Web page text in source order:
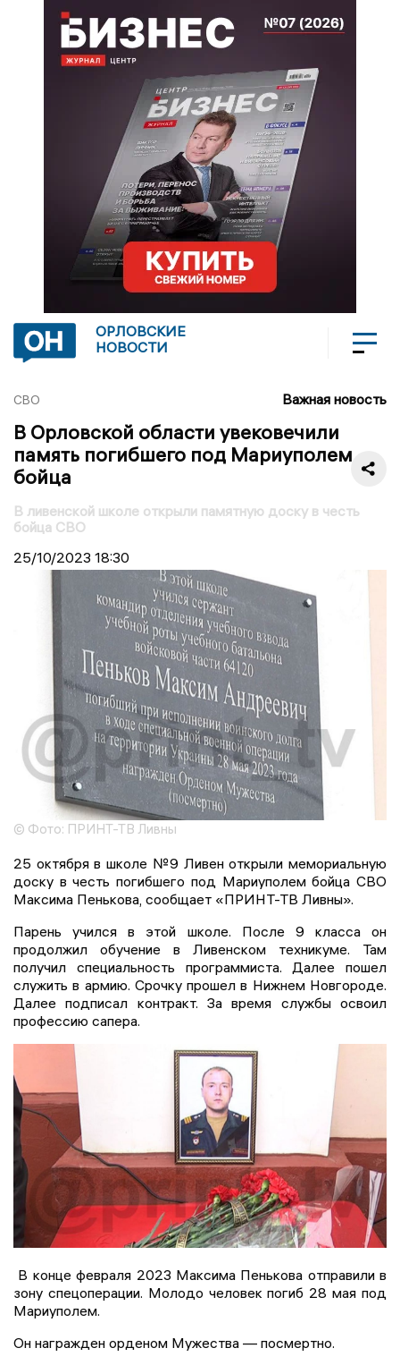
ОРЛОВСКИЕ
НОВОСТИ
СВО Важная новость
В Орловской области увековечили
память погибшего под Мариуполем
бойца
В ливенской школе открыли памятную доску в честь
бойца СВО
25/10/2023 18:30
© Фото: ПРИНТ-ТВ Ливны
25 октября в школе №9 Ливен открыли мемориальную
доску в честь погибшего под Мариуполем бойца СВО
Максима Пенькова, сообщает «ПРИНТ-ТВ Ливны».
Парень учился в этой школе. После 9 класса он
продолжил обучение в Ливенском техникуме. Там
получил специальность программиста. Далее пошел
служить в армию. Срочку прошел в Нижнем Новгороде.
Далее подписал контракт. За время службы освоил
профессию сапера.
В конце февраля 2023 Максима Пенькова отправили в
зону спецоперации. Молодо человек погиб 28 мая под
Мариуполем.
Он награжден орденом Мужества — посмертно.